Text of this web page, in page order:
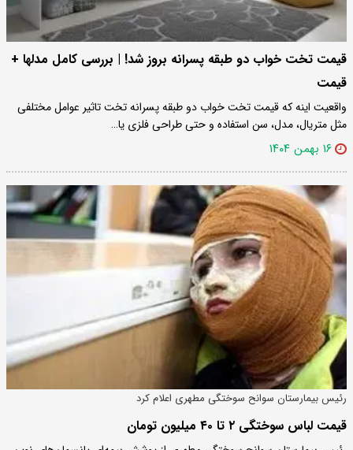
قیمت تخت خواب دو طبقه پسرانه بروز شد! | بررسی کامل مدلها +
قیمت
واقعیت اینه که قیمت تخت خواب دو طبقه پسرانه تخت تاثیر عوامل مختلفی
مثل متریال، مدل، سن استفاده و حتی طراحی فلزی یا…
۱۶ بهمن ۱۴۰۴
رئیس بیمارستان سوانح سوختگی مطهری اعلام کرد
قیمت لباس سوختگی ۲ تا ۴۰ میلیون تومان